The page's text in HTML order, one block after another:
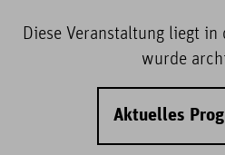
Diese Veranstaltung liegt in
wurde
Aktuelles